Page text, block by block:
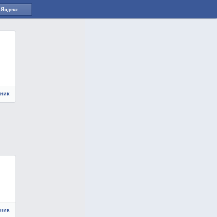
Яндекс